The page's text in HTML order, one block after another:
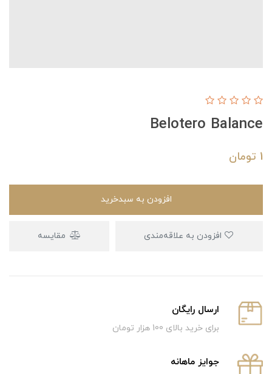
Belotero Balance
1 تومان
افزودن به سبدخرید
مقایسه
ارسال رایگان
برای خرید بالای 100 هزار تومان
جوایز ماهانه